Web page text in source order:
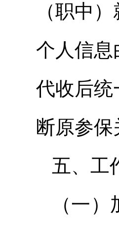
（职中
个人信息
代收后统
断原参
五、工
（一